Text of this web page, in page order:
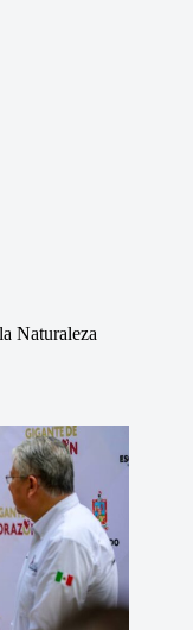
Naturaleza